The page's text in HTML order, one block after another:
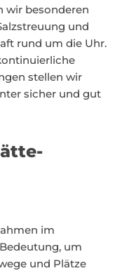
wir besonderen
und
rund um die Uhr.
stellen wir
sicher und gut
im
um
und Plätze